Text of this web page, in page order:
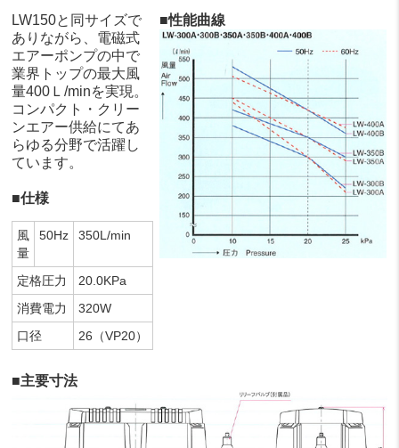
LW150と同サイズで
ありながら、電磁式
エアーポンプの中で
業界トップの最大風
量400Ｌ/minを実現。
コンパクト・クリー
ンエアー供給にてあ
らゆる分野で活躍し
ています。
■仕様
風
量
50Hz 350L/min
定格圧力
20.0KPa
消費電力
320W
口径
26（VP20）
■性能曲線
■主要寸法